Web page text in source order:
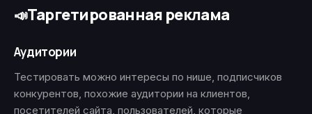
📣Таргетированная реклама
Аудитории
Тестировать можно интересы по нише, подписчиков
конкурентов, похожие аудитории на клиентов,
посетителей сайта, пользователей, которые